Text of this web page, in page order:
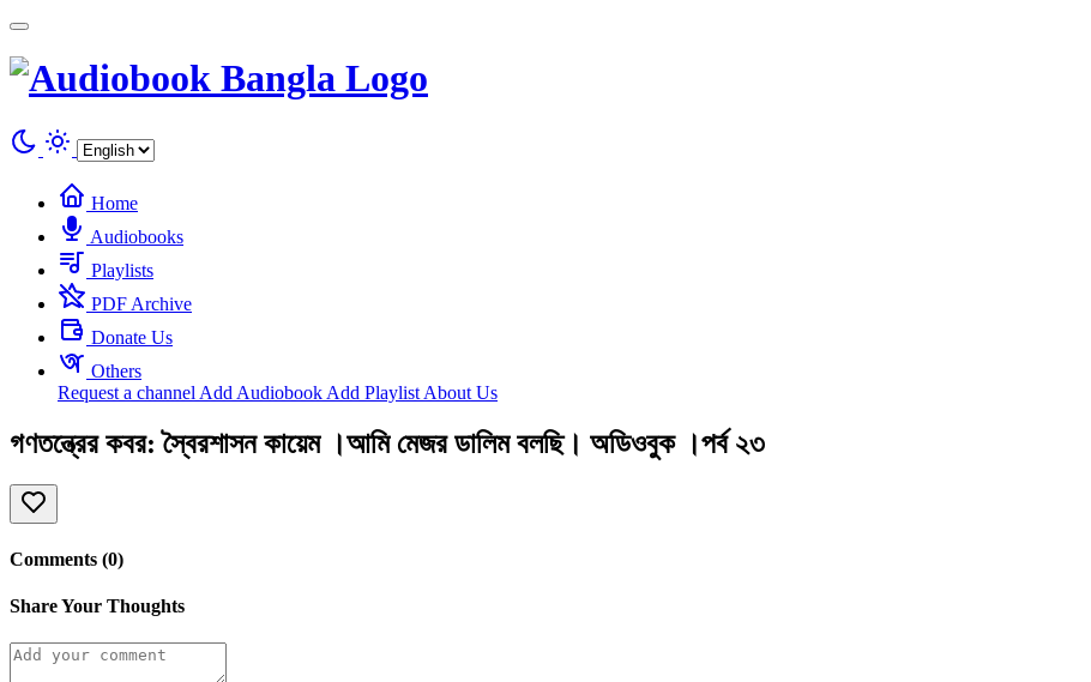
Home
Audiobooks
Playlists
PDF Archive
Donate Us
Others
Request a channel Add Audiobook Add Playlist About Us
গণতন্ত্রের কবর: স্বৈরশাসন কায়েম ।আমি মেজর ডালিম বলছি। অডিওবুক ।পর্ব ২৩
Comments (0)
Share Your Thoughts